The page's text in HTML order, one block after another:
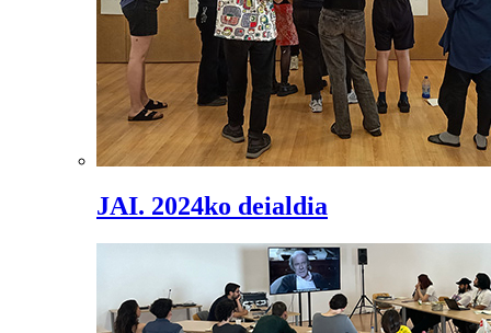
JAI. 2024ko deialdia